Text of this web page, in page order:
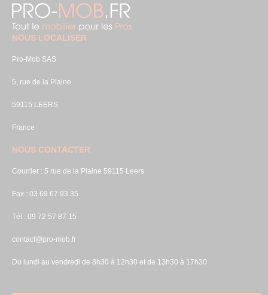
NOUS LOCALISER
Pro-Mob SAS
5, rue de la Plaine
59115 LEERS
France
NOUS CONTACTER
Courrier : 5 rue de la Plaine 59115 Leers
Fax : 03 69 67 93 35
Tél : 09 72 57 87 15
contact@pro-mob.fr
Du lundi au vendredi de 8h30 à 12h30 et de 13h30 à 17h30